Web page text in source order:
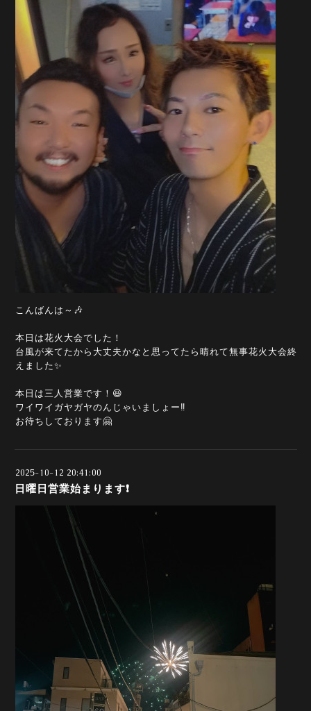
こんばんは～🎶
本日は花火大会でした！
台風が来てたから大丈夫かなと思ってたら晴れて無事花火大会終
えました✨
本日は三人営業です！😆
ワイワイガヤガヤのんじゃいましょー‼️
お待ちしております🤗
2025-10-12 20:41:00
日曜日営業始まります❗